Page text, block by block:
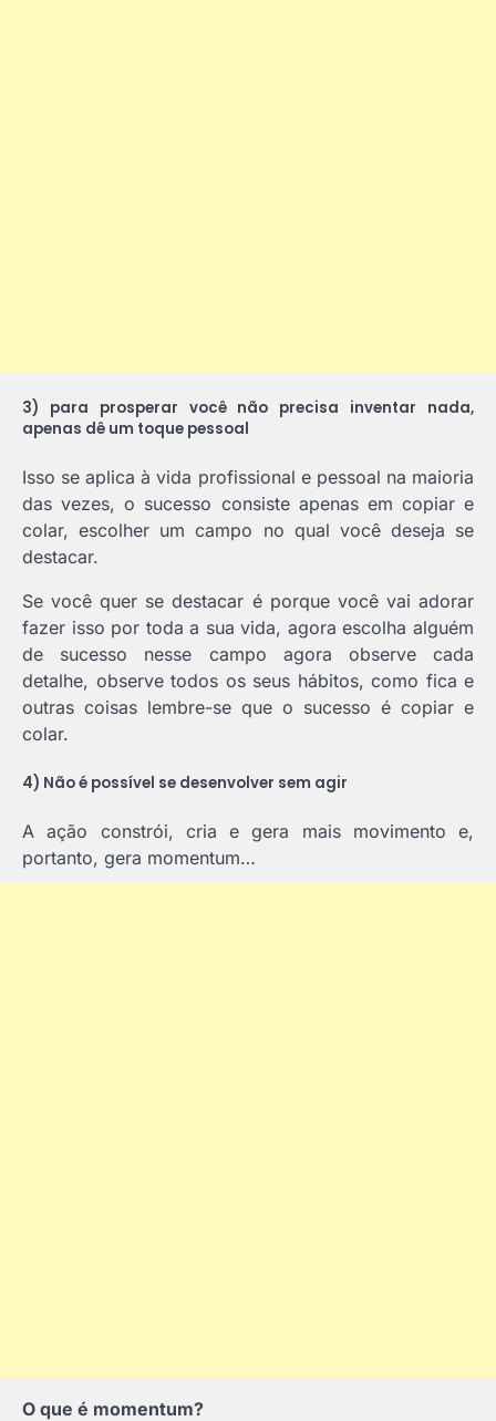
3) para prosperar você não precisa inventar nada,
apenas dê um toque pessoal
Isso se aplica à vida profissional e pessoal na maioria
das vezes, o sucesso consiste apenas em copiar e
colar, escolher um campo no qual você deseja se
destacar.
Se você quer se destacar é porque você vai adorar
fazer isso por toda a sua vida, agora escolha alguém
de sucesso nesse campo agora observe cada
detalhe, observe todos os seus hábitos, como fica e
outras coisas lembre-se que o sucesso é copiar e
colar.
4) Não é possível se desenvolver sem agir
A ação constrói, cria e gera mais movimento e,
portanto, gera momentum…
O que é momentum?